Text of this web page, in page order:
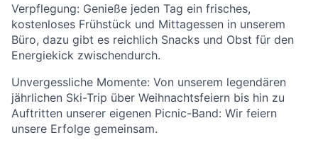
Verpflegung: Genieße jeden Tag ein frisches,
kostenloses Frühstück und Mittagessen in unserem
Büro, dazu gibt es reichlich Snacks und Obst für den
Energiekick zwischendurch.
Unvergessliche Momente: Von unserem legendären
jährlichen Ski-Trip über Weihnachtsfeiern bis hin zu
Auftritten unserer eigenen Picnic-Band: Wir feiern
unsere Erfolge gemeinsam.